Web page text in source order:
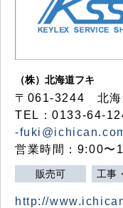
（株）北海道フキ
〒061-3244 北海
TEL：0133-64-
-
営業時間：9:00〜
販売可 工事
http://